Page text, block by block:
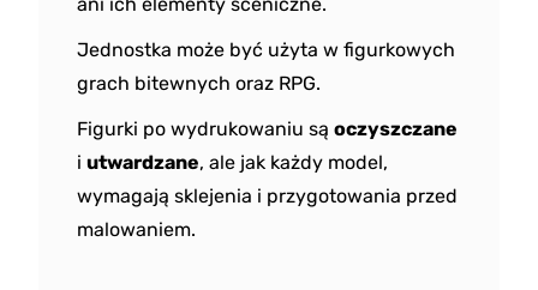
Jednostka może być użyta w figurkowych
grach bitewnych oraz RPG.
Figurki po wydrukowaniu są oczyszczane
i utwardzane, ale jak każdy model,
wymagają sklejenia i przygotowania przed
malowaniem.